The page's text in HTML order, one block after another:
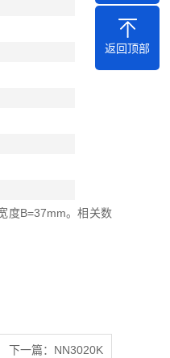
度B=37mm。相关数
下一篇： NN3020K
返回顶部